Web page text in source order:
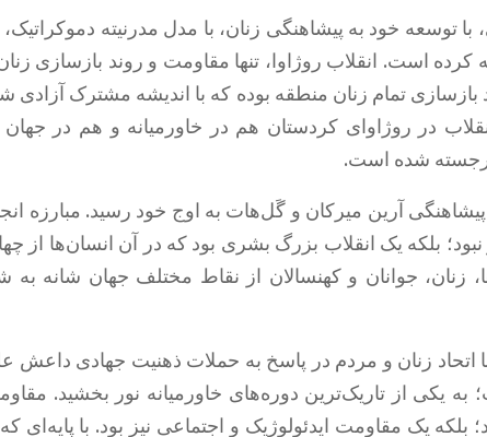
۱۹ جولای، با توسعه خود به پیشاهنگی زنان، با مدل مدرنیته
کرده است. انقلاب روژاوا، تنها مقاومت و روند بازسازی
بازسازی تمام زنان منطقه بوده که با اندیشه مشترک
در روژاوای کردستان هم در خاورمیانه و هم در
شده است.
آرین میرکان و گَل‌هات به اوج خود رسید. مبارزه
نبود؛ بلکه یک انقلاب بزرگ بشری بود که در آن انسان‌ها از
زنان، جوانان و کهنسالان از نقاط مختلف جهان شانه به
اتحاد زنان و مردم در پاسخ به حملات ذهنیت جهادی داعش
یکی از تاریک‌ترین دوره‌های خاورمیانه نور بخشید.
بلکه یک مقاومت ایدئولوژیک و اجتماعی نیز بود. با پایه‌ای